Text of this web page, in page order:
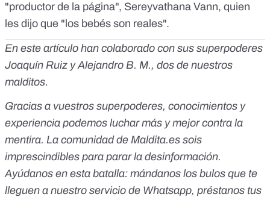
"productor de la página", Sereyvathana Vann, quien
les dijo que "los bebés son reales".
En este artículo han colaborado con sus superpoderes
Joaquín Ruiz y Alejandro B. M., dos de nuestros
malditos.
Gracias a vuestros superpoderes, conocimientos y
experiencia podemos luchar más y mejor contra la
mentira. La comunidad de Maldita.es sois
imprescindibles para parar la desinformación.
Ayúdanos en esta batalla: mándanos los bulos que te
lleguen a nuestro servicio de Whatsapp, préstanos tus